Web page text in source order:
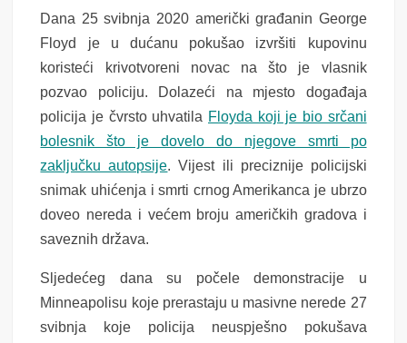
Dana 25 svibnja 2020 američki građanin George
Floyd je u dućanu pokušao izvršiti kupovinu
koristeći krivotvoreni novac na što je vlasnik
pozvao policiju. Dolazeći na mjesto događaja
policija je čvrsto uhvatila Floyda koji je bio srčani
bolesnik što je dovelo do njegove smrti po
zaključku autopsije. Vijest ili preciznije policijski
snimak uhićenja i smrti crnog Amerikanca je ubrzo
doveo nereda i većem broju američkih gradova i
saveznih država.
Sljedećeg dana su počele demonstracije u
Minneapolisu koje prerastaju u masivne nerede 27
svibnja koje policija neuspješno pokušava